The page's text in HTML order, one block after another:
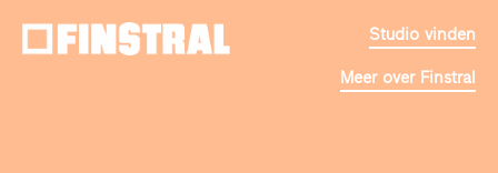
Meer over Finstral
Studio vinden